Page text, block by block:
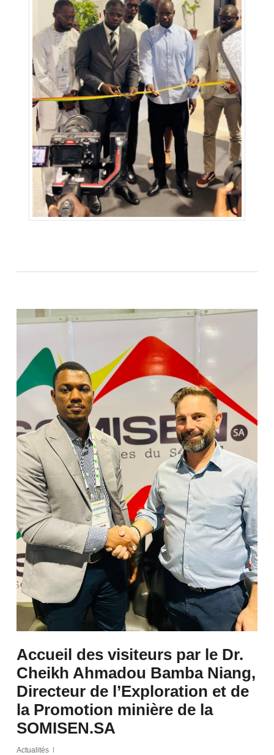
Accueil des visiteurs par le Dr.
Cheikh Ahmadou Bamba Niang,
Directeur de l’Exploration et de
la Promotion minière de la
SOMISEN.SA
Actualités